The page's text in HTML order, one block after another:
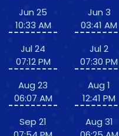
Jun 25
10:33 AM
Jul 24
07:12 PM
Aug 23
06:07 AM
Sep 21
Jun 3
03:41 AM
Jul 2
07:30 PM
Aug 1
12:41 PM
Aug 31